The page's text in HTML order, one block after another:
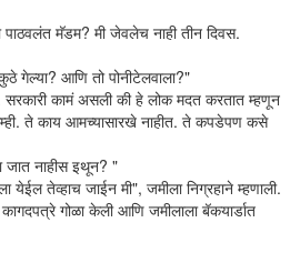
पाठवलंत मॅडम? मी जेवलेच नाही तीन दिवस.
गेल्या? आणि तो पोनीटेलवाला?"
सरकारी कामं असली की हे लोक मदत करतात म्हणून
ते काय आमच्यासारखे नाहीत. ते कपडेपण कसे
नाहीस इथून? "
येईल तेव्हाच जाईन मी", जमीला निग्रहाने म्हणाली.
गोळा केली आणि जमीलाला बॅकयार्डात